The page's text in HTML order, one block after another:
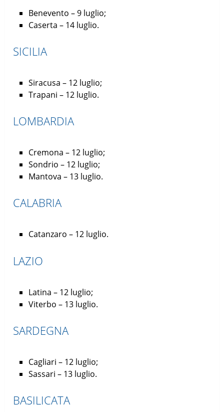
Benevento – 9 luglio;
Caserta – 14 luglio.
SICILIA
Siracusa – 12 luglio;
Trapani – 12 luglio.
LOMBARDIA
Cremona – 12 luglio;
Sondrio – 12 luglio;
Mantova – 13 luglio.
CALABRIA
Catanzaro – 12 luglio.
LAZIO
Latina – 12 luglio;
Viterbo – 13 luglio.
SARDEGNA
Cagliari – 12 luglio;
Sassari – 13 luglio.
BASILICATA